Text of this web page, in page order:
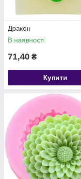
Дракон
В наявності
71,40 ₴
Купити